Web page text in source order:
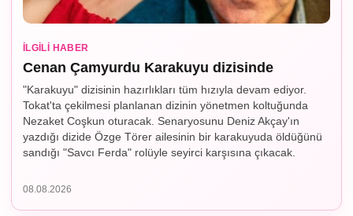
İLGILI HABER
Cenan Çamyurdu Karakuyu dizisinde
"Karakuyu" dizisinin hazırlıkları tüm hızıyla devam ediyor.
Tokat'ta çekilmesi planlanan dizinin yönetmen koltuğunda
Nezaket Coşkun oturacak. Senaryosunu Deniz Akçay'ın
yazdığı dizide Özge Törer ailesinin bir karakuyuda öldüğünü
sandığı "Savcı Ferda" rolüyle seyirci karşısına çıkacak.
08.08.2026